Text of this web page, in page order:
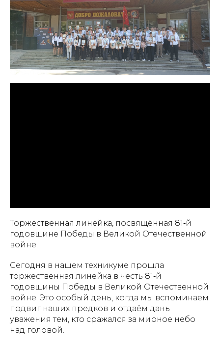
Торжественная линейка, посвящённая 81‑й
годовщине Победы в Великой Отечественной
войне.
Сегодня в нашем техникуме прошла
торжественная линейка в честь 81‑й
годовщины Победы в Великой Отечественной
войне. Это особый день, когда мы вспоминаем
подвиг наших предков и отдаём дань
уважения тем, кто сражался за мирное небо
над головой.